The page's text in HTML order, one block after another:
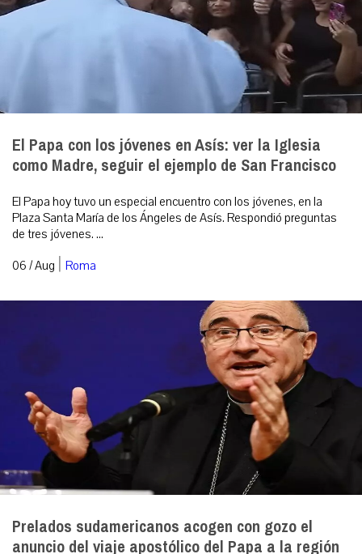
El Papa con los jóvenes en Asís: ver la Iglesia
como Madre, seguir el ejemplo de San Francisco
El Papa hoy tuvo un especial encuentro con los jóvenes, en la
Plaza Santa María de los Ángeles de Asís. Respondió preguntas
de tres jóvenes. ...
06 / Aug | Roma
Prelados sudamericanos acogen con gozo el
anuncio del viaje apostólico del Papa a la región